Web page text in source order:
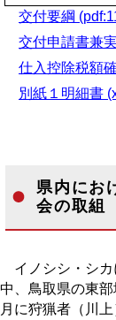
交付要綱
交付申請書兼
仕入控除税額
別紙１明細書
県内にお
会の取組
イノシシ・シカ
中、鳥取県の東
月に狩猟者（川